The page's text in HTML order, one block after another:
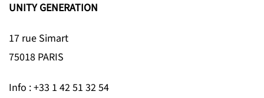
UNITY GENERATION
17 rue Simart
75018 PARIS
Info : +33 1 42 51 32 54